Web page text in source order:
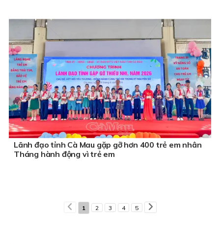
Lãnh đạo tỉnh Cà Mau gặp gỡ hơn 400 trẻ em nhân
Tháng hành động vì trẻ em
1 2 3 4 5